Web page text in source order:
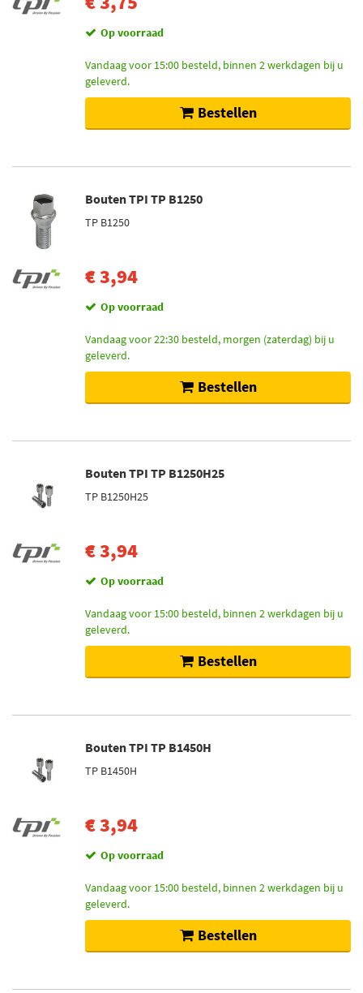
Op voorraad
Vandaag voor 15:00 besteld, binnen 2 werkdagen bij u
geleverd.
Bestellen
Bouten TPI TP B1250
TP B1250
€ 3,94
Op voorraad
Vandaag voor 22:30 besteld, morgen (zaterdag) bij u
geleverd.
Bestellen
Bouten TPI TP B1250H25
TP B1250H25
€ 3,94
Op voorraad
Vandaag voor 15:00 besteld, binnen 2 werkdagen bij u
geleverd.
Bestellen
Bouten TPI TP B1450H
TP B1450H
€ 3,94
Op voorraad
Vandaag voor 15:00 besteld, binnen 2 werkdagen bij u
geleverd.
Bestellen